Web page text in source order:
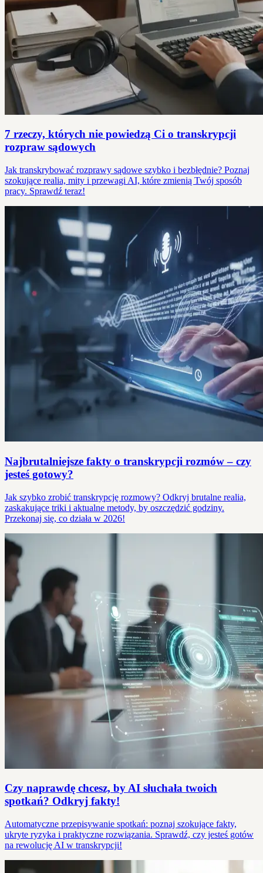
7 rzeczy, których nie powiedzą Ci o transkrypcji
rozpraw sądowych
Jak transkrybować rozprawy sądowe szybko i bezbłędnie? Poznaj
szokujące realia, mity i przewagi AI, które zmienią Twój sposób
pracy. Sprawdź teraz!
Najbrutalniejsze fakty o transkrypcji rozmów – czy
jesteś gotowy?
Jak szybko zrobić transkrypcję rozmowy? Odkryj brutalne realia,
zaskakujące triki i aktualne metody, by oszczędzić godziny.
Przekonaj się, co działa w 2026!
Czy naprawdę chcesz, by AI słuchała twoich
spotkań? Odkryj fakty!
Automatyczne przepisywanie spotkań: poznaj szokujące fakty,
ukryte ryzyka i praktyczne rozwiązania. Sprawdź, czy jesteś gotów
na rewolucję AI w transkrypcji!